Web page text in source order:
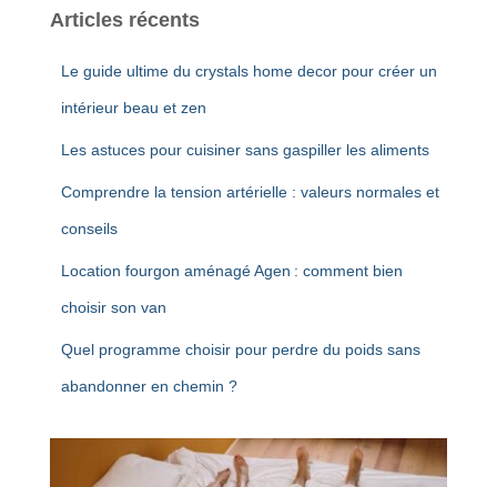
Articles récents
Le guide ultime du crystals home decor pour créer un
intérieur beau et zen
Les astuces pour cuisiner sans gaspiller les aliments
Comprendre la tension artérielle : valeurs normales et
conseils
Location fourgon aménagé Agen : comment bien
choisir son van
Quel programme choisir pour perdre du poids sans
abandonner en chemin ?